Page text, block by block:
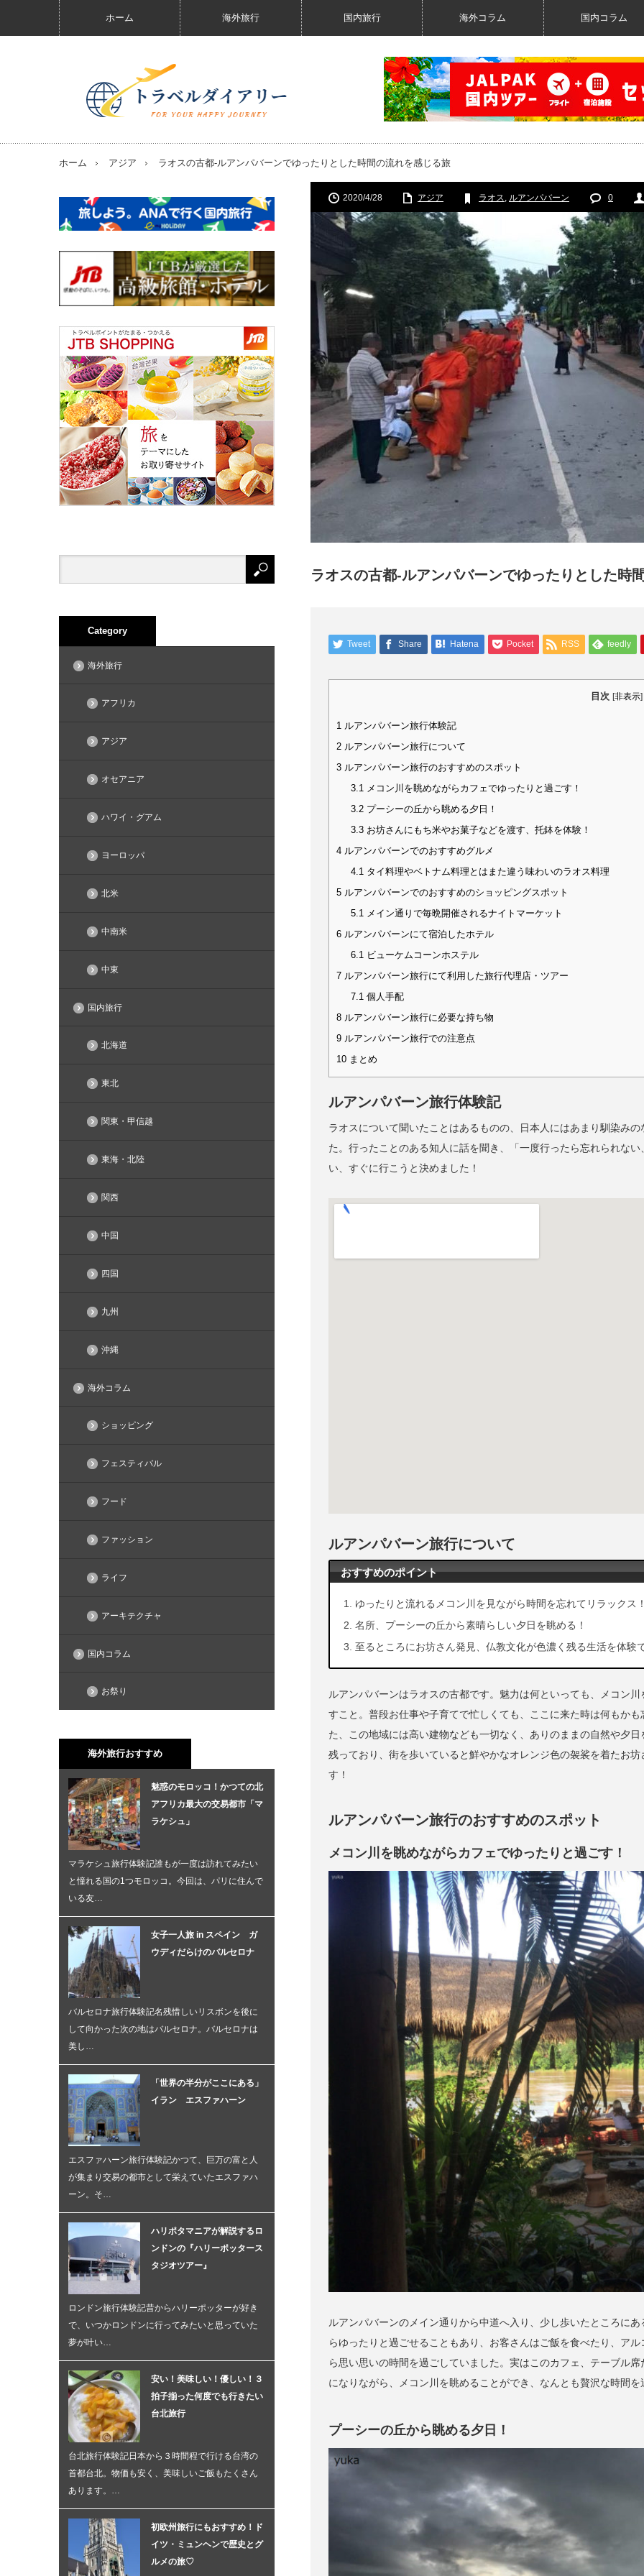
ホーム 海外旅行 国内旅行 海外コラム 国内コラム
ホーム アジア ラオスの古都-ルアンパバーンでゆったりとした時間の流れを感じる旅
2020/4/28 アジア ラオス, ルアンパバーン 0
ラオスの古都-ルアンパバーンでゆったりとした時
Tweet Share Hatena Pocket RSS feedly
目次 [非表示]
1 ルアンパバーン旅行体験記
2 ルアンパバーン旅行について
3 ルアンパバーン旅行のおすすめのスポット
3.1メコン川を眺めながらカフェでゆったりと過ごす！
3.2プーシーの丘から眺める夕日！
3.3お坊さんにもち米やお菓子などを渡す、托鉢を体験！
4 ルアンパバーンでのおすすめグルメ
4.1タイ料理やベトナム料理とはまた違う味わいのラオス料理
5 ルアンパバーンでのおすすめのショッピングスポット
5.1メイン通りで毎晩開催されるナイトマーケット
6 ルアンパバーンにて宿泊したホテル
6.1ビューケムコーンホステル
7 ルアンパバーン旅行にて利用した旅行代理店・ツアー
7.1個人手配
8 ルアンパバーン旅行に必要な持ち物
9 ルアンパバーン旅行での注意点
10 まとめ
ルアンパバーン旅行体験記
ラオスについて聞いたことはあるものの、日本人にはあまり馴染み
た。行ったことのある知人に話を聞き、「一度行ったら忘れられな
い、すぐに行こうと決めました！
ルアンパバーン旅行について
おすすめのポイント
ゆったりと流れるメコン川を見ながら時間を忘れてリラックス
名所、プーシーの丘から素晴らしい夕日を眺める！
至るところにお坊さん発見、仏教文化が色濃く残る生活を体験
ルアンパバーンはラオスの古都です。魅力は何といっても、メコン
すこと。普段お仕事や子育てで忙しくても、ここに来た時は何もか
た、この地域には高い建物なども一切なく、ありのままの自然や夕
残っており、街を歩いていると鮮やかなオレンジ色の袈裟を着たお
す！
ルアンパバーン旅行のおすすめのスポット
メコン川を眺めながらカフェでゆったりと過ごす！
ルアンパバーンのメイン通りから中道へ入り、少し歩いたところに
らゆったりと過ごせることもあり、お客さんはご飯を食べたり、ア
ら思い思いの時間を過ごしていました。実はこのカフェ、テーブル
になりながら、メコン川を眺めることができ、なんとも贅沢な時間を
プーシーの丘から眺める夕日！
Category
海外旅行
アフリカ
アジア
オセアニア
ハワイ・グアム
ヨーロッパ
北米
中南米
中東
国内旅行
北海道
東北
関東・甲信越
東海・北陸
関西
中国
四国
九州
沖縄
海外コラム
ショッピング
フェスティバル
フード
ファッション
ライフ
アーキテクチャ
国内コラム
お祭り
海外旅行おすすめ
魅惑のモロッコ！かつての北
アフリカ最大の交易都市「マ
ラケシュ」
マラケシュ旅行体験記誰もが一度は訪れてみたい
と憧れる国の1つモロッコ。今回は、パリに住んで
いる友…
女子一人旅 in スペイン ガ
ウディだらけのバルセロナ
バルセロナ旅行体験記名残惜しいリスボンを後に
して向かった次の地はバルセロナ。バルセロナは
美し…
「世界の半分がここにある」
イラン エスファハーン
エスファハーン旅行体験記かつて、巨万の富と人
が集まり交易の都市として栄えていたエスファハ
ーン。そ…
ハリポタマニアが解説するロ
ンドンの『ハリーポッタース
タジオツアー』
ロンドン旅行体験記昔からハリーポッターが好き
で、いつかロンドンに行ってみたいと思っていた
夢が叶い…
安い！美味しい！優しい！３
拍子揃った何度でも行きたい
台北旅行
台北旅行体験記日本から３時間程で行ける台湾の
首都台北。物価も安く、美味しいご飯もたくさん
あります。…
初欧州旅行にもおすすめ！ド
イツ・ミュンヘンで歴史とグ
ルメの旅♡